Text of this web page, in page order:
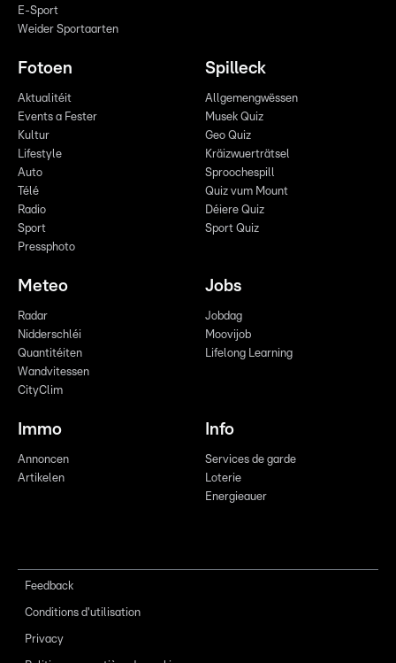
E-Sport
Weider Sportaarten
Fotoen
Aktualitéit
Events a Fester
Kultur
Lifestyle
Auto
Télé
Radio
Sport
Pressphoto
Spilleck
Allgemengwëssen
Musek Quiz
Geo Quiz
Kräizwuerträtsel
Sproochespill
Quiz vum Mount
Déiere Quiz
Sport Quiz
Meteo
Radar
Nidderschléi
Quantitéiten
Wandvitessen
CityClim
Jobs
Jobdag
Moovijob
Lifelong Learning
Immo
Annoncen
Artikelen
Info
Services de garde
Loterie
Energieauer
Feedback
Conditions d'utilisation
Privacy